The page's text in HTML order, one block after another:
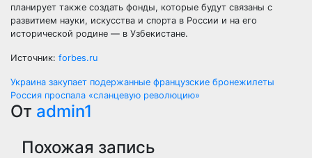
планирует также создать фонды, которые будут связаны с
развитием науки, искусства и спорта в России и на его
исторической родине — в Узбекистане.
Источник: forbes.ru
Навигация
по
записям
Украина закупает подержанные французские бронежилеты
Россия проспала «сланцевую революцию»
От admin1
Похожая запись